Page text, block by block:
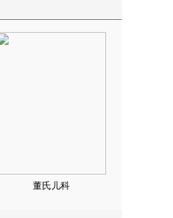
董氏儿科